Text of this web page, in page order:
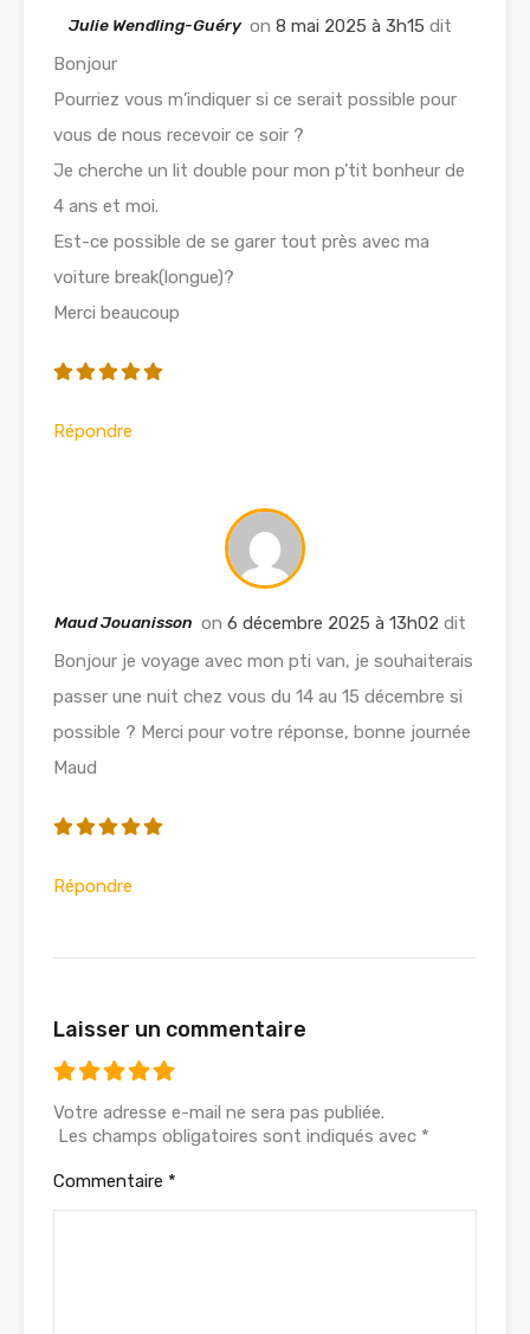
Julie Wendling-Guéry on 8 mai 2025 à 3h15 dit
Bonjour
Pourriez vous m’indiquer si ce serait possible pour
vous de nous recevoir ce soir ?
Je cherche un lit double pour mon p’tit bonheur de
4 ans et moi.
Est-ce possible de se garer tout près avec ma
voiture break(longue)?
Merci beaucoup
Répondre
Maud Jouanisson on 6 décembre 2025 à 13h02 dit
Bonjour je voyage avec mon pti van, je souhaiterais
passer une nuit chez vous du 14 au 15 décembre si
possible ? Merci pour votre réponse, bonne journée
Maud
Répondre
Laisser un commentaire
Votre adresse e-mail ne sera pas publiée.
Les champs obligatoires sont indiqués avec *
Commentaire *